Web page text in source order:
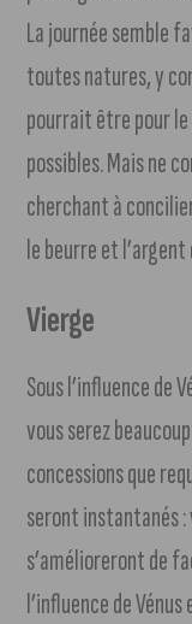
La journée semble
toutes natures, y
pourrait être pour
possibles. Mais ne
cherchant à
le beurre et l’argent
Vierge
Sous l’influence de
vous serez
concessions que
seront instantanés
s’amélioreront de
l’influence de